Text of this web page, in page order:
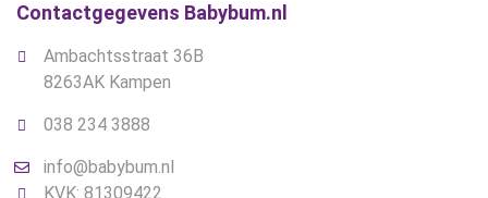
Contactgegevens Babybum.nl
Ambachtsstraat 36B
8263AK Kampen
038 234 3888
info@babybum.nl
KVK: 81309422